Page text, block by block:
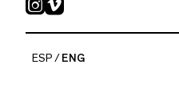
ESP ENG